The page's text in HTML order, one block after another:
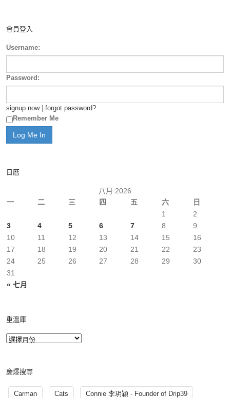
會員登入
Username:
Password:
signup now| forgot password?
Remember Me
日曆
八月 2026
一
二 三 四 五 六 日
« 七月
1
2
3
4 5 6 7 8
9
10
11 12 13 14 15
16
17
18 19 20 21 22
23
24
25 26 27 28 29
30
31
重溫庫
慶爆搜尋
Carman Cats Connie 李玥穎 - Founder of Drip39